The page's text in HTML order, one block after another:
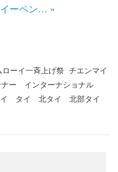
ーペン… »
ローイ一斉上げ祭 チエンマイ
ー インターナショナル
イ タイ 北タイ 北部タイ